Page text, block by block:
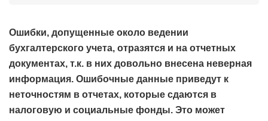
Ошибки, допущенные около ведении
бухгалтерского учета, отразятся и на отчетных
документах, т.к. в них довольно внесена неверная
информация. Ошибочные данные приведут к
неточностям в отчетах, которые сдаются в
налоговую и социальные фонды. Это может